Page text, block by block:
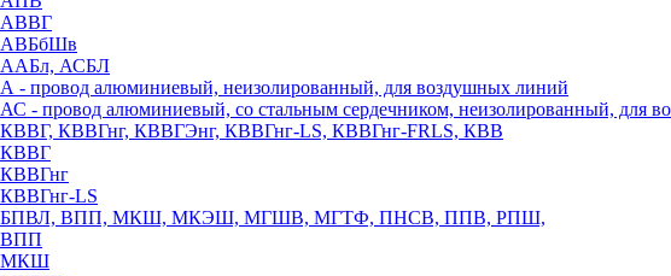
АВВГ
АВБбШв
ААБл, АСБЛ
А - провод алюминиевый, неизолированный, для воздушных линий
АС - провод алюминиевый, со стальным сердечником, неизолированный, для
КВВГ, КВВГнг, КВВГЭнг, КВВГнг-LS, КВВГнг-FRLS, КВВ
КВВГ
КВВГнг
КВВГнг-LS
БПВЛ, ВПП, МКШ, МКЭШ, МГШВ, МГТФ, ПНСВ, ППВ, РПШ,
ВПП
МКШ